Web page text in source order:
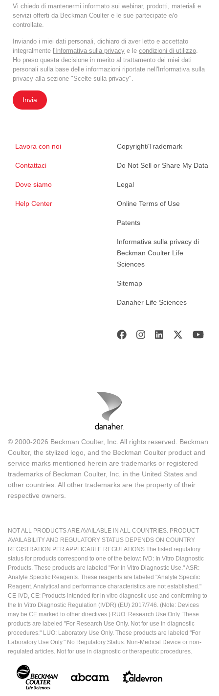
Vi chiedo di mantenermi informato sui webinar, prodotti, materiali e
servizi offerti da Beckman Coulter e le sue partecipate e/o
controllate.
Inviando i miei dati personali, dichiaro di aver letto e accettato
integralmente l'Informativa sulla privacy e le condizioni di utilizzo
Ho preso questa decisione in merito al trattamento dei miei dati
personali sulla base delle informazioni riportate nell'Informativa sulla
privacy alla sezione "Scelte sulla privacy".
Invia
Lavora con noi
Contattaci
Dove siamo
Help Center
Copyright/Trademark
Do Not Sell or Share My Data
Legal
Online Terms of Use
Patents
Informativa sulla privacy di
Beckman Coulter Life
Sciences
Sitemap
Danaher Life Sciences
© 2000-2026 Beckman Coulter, Inc. All rights reserved. Beckman
Coulter, the stylized logo, and the Beckman Coulter product and
service marks mentioned herein are trademarks or registered
trademarks of Beckman Coulter, Inc. in the United States and
other countries. All other trademarks are the property of their
respective owners.
NOT ALL PRODUCTS ARE AVAILABLE IN ALL COUNTRIES. PRODUCT
AVAILABILITY AND REGULATORY STATUS DEPENDS ON COUNTRY
REGISTRATION PER APPLICABLE REGULATIONS The listed regulatory
status for products correspond to one of the below: IVD: In Vitro Diagnostic
Products. These products are labeled "For In Vitro Diagnostic Use." ASR:
Analyte Specific Reagents. These reagents are labeled "Analyte Specific
Reagent. Analytical and performance characteristics are not established."
CE-IVD, CE: Products intended for in vitro diagnostic use and conforming to
the In Vitro Diagnostic Regulation (IVDR) (EU) 2017/746. (Note: Devices
may be CE marked to other directives.) RUO: Research Use Only. These
products are labeled "For Research Use Only. Not for use in diagnostic
procedures." LUO: Laboratory Use Only. These products are labeled "For
Laboratory Use Only." No Regulatory Status: Non-Medical Device or non-
regulated articles. Not for use in diagnostic or therapeutic procedures.